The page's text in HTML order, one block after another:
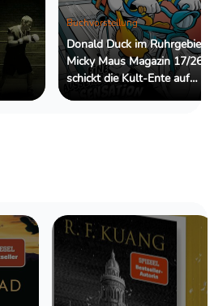
Buchvorstellung
Donald Duck im Ruhrgebiet:
Micky Maus Magazin 17/26
schickt die Kult-Ente auf
eine außergewöhnliche